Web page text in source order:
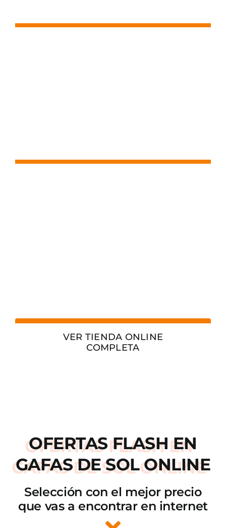
VER TIENDA ONLINE
COMPLETA
OFERTAS FLASH EN
GAFAS DE SOL ONLINE
Selección con el mejor precio
que vas a encontrar en internet